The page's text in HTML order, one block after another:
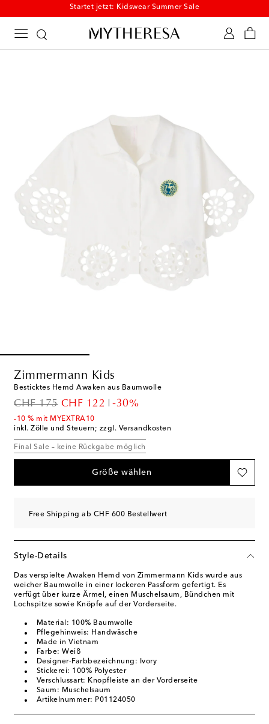
Startet jetzt: Kidswear Summer Sale
Zimmermann Kids
Besticktes Hemd Awaken aus Baumwolle
CHF 175
original priceCHF 122
discount price
-30%
-10 % mit MYEXTRA10
inkl. Zölle und Steuern; zzgl. Versandkosten
Final Sale – keine Rückgabe möglich
Größe wählen
Free Shipping ab CHF 600 Bestellwert
Style-Details
Das verspielte Awaken Hemd von Zimmermann Kids wurde aus
weicher Baumwolle in einer lockeren Passform gefertigt. Es
verfügt über kurze Ärmel, einen Muschelsaum, Bündchen mit
Lochspitze sowie Knöpfe auf der Vorderseite.
Material: 100% Baumwolle
Pflegehinweis: Handwäsche
Made in Vietnam
Farbe: Weiß
Designer-Farbbezeichnung: Ivory
Stickerei: 100% Polyester
Verschlussart: Knopfleiste an der Vorderseite
Saum: Muschelsaum
Artikelnummer: P01124050